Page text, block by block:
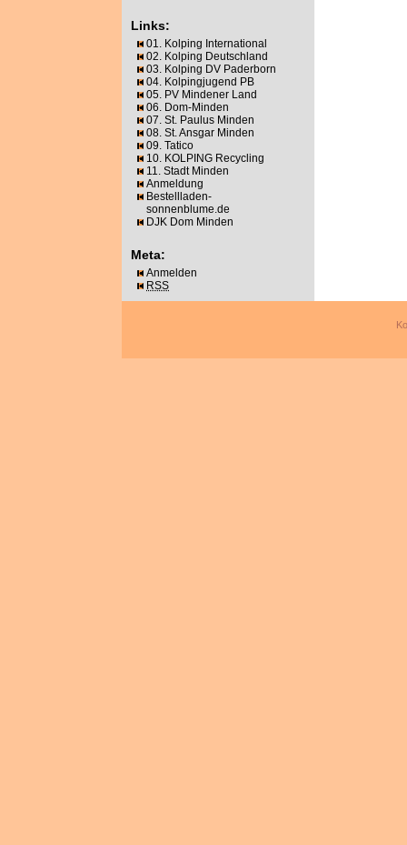
Links:
01. Kolping International
02. Kolping Deutschland
03. Kolping DV Paderborn
04. Kolpingjugend PB
05. PV Mindener Land
06. Dom-Minden
07. St. Paulus Minden
08. St. Ansgar Minden
09. Tatico
10. KOLPING Recycling
11. Stadt Minden
Anmeldung
Bestellladen-
sonnenblume.de
DJK Dom Minden
Meta:
Anmelden
RSS